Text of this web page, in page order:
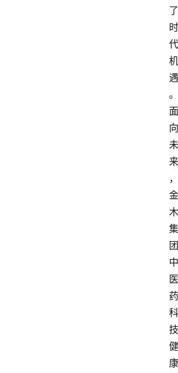
了
时
代
机
遇
。
面
向
未
来
，
金
木
集
团
中
医
药
科
技
健
康